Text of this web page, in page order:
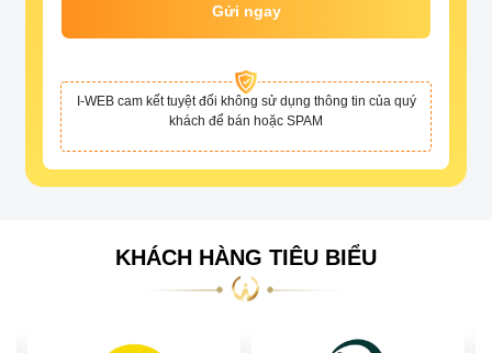
Gửi ngay
I-WEB cam kết tuyệt đối không sử dụng thông tin của quý
khách để bán hoặc SPAM
KHÁCH HÀNG TIÊU BIỂU